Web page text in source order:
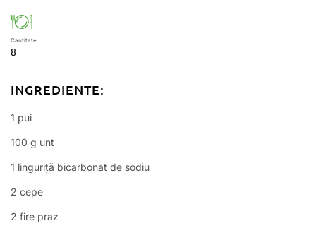
Cantitate
8
INGREDIENTE:
1 pui
100 g unt
1 linguriță bicarbonat de sodiu
2 cepe
2 fire praz